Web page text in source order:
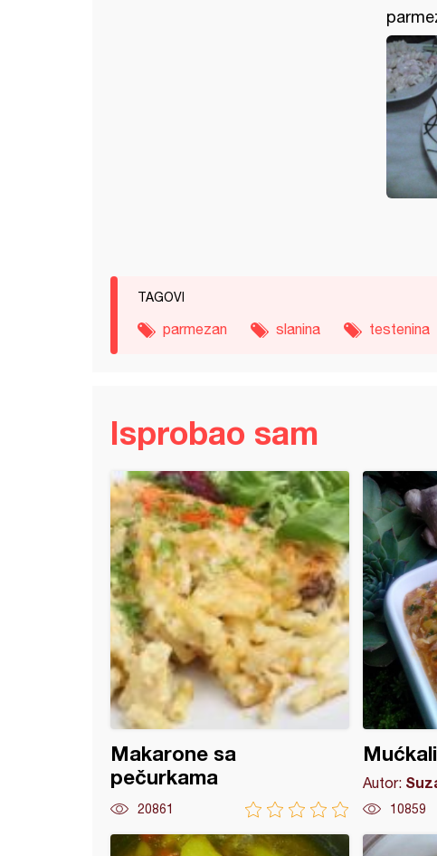
TAGOVI
parmezan slanina testenina
Isprobao sam
Makarone sa
pečurkama
20861
Autor:
10859